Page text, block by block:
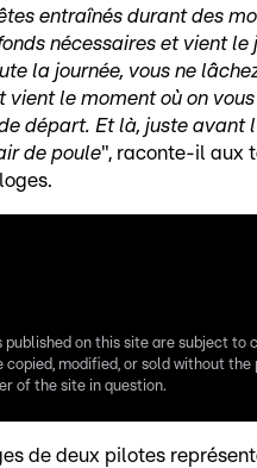
entraînés durant des
nécessaires et vient le
la journée, vous ne
vient le moment où on
départ. Et là, juste avant
de poule", raconte-il aux
published on this site are subject to
copied, modified, or sold without the
of the site in question.
de deux pilotes